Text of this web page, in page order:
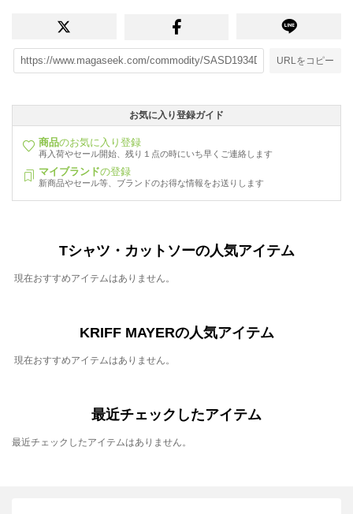
URLをコピー
お気に入り登録ガイド
商品のお気に入り登録
再入荷やセール開始、残り１点の時にいち早くご連絡します
マイブランドの登録
新商品やセール等、ブランドのお得な情報をお送りします
Tシャツ・カットソーの人気アイテム
現在おすすめアイテムはありません。
KRIFF MAYERの人気アイテム
現在おすすめアイテムはありません。
最近チェックしたアイテム
最近チェックしたアイテムはありません。